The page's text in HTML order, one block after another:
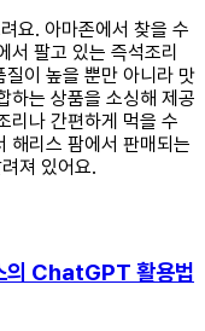
요. 아마존에서 찾을 수
서 팔고 있는 즉석조리
이 높을 뿐만 아니라 맛
하는 상품을 소싱해 제공
리나 간편하게 먹을 수
해리스 팜에서 판매되는
져 있어요.
의 ChatGPT 활용법